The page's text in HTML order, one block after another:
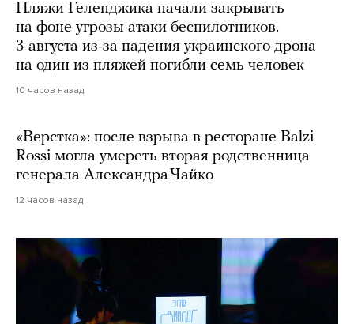
Пляжи Геленджика начали закрывать
на фоне угрозы атаки беспилотников.
3 августа из-за падения украинского дрона
на один из пляжей погибли семь человек
10 часов назад
«Верстка»: после взрыва в ресторане Balzi
Rossi могла умереть вторая родственница
генерала Александра Чайко
12 часов назад